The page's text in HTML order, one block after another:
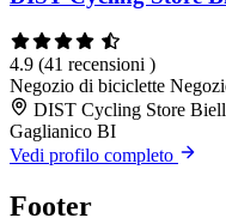
4.9 (41 recensioni )
Negozio di biciclette
DIST Cycling Store
Gaglianico BI
Vedi profilo completo
Footer